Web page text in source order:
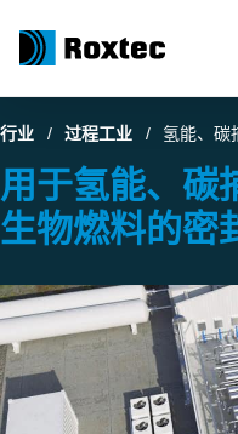
行业 过程工业 氢能、碳
用于氢能、碳
生物燃料的密